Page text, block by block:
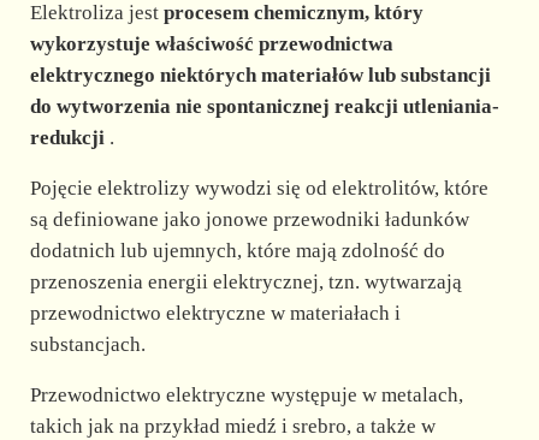
i
d
e
o
Elektroliza jest procesem chemicznym, który
wykorzystuje właściwość przewodnictwa
elektrycznego niektórych materiałów lub substancji
do wytworzenia nie spontanicznej reakcji utleniania-
redukcji.
Pojęcie elektrolizy wywodzi się od elektrolitów, które
są definiowane jako jonowe przewodniki ładunków
dodatnich lub ujemnych, które mają zdolność do
przenoszenia energii elektrycznej, tzn. wytwarzają
przewodnictwo elektryczne w materiałach i
substancjach.
Przewodnictwo elektryczne występuje w metalach,
takich jak na przykład miedź i srebro, a także w